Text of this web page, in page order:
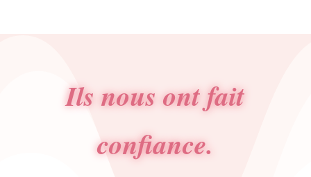
Ils nous ont fait
confiance.